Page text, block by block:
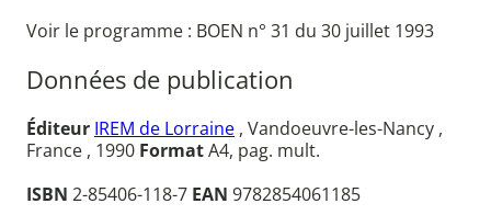
Voir le programme : BOEN n° 31 du 30 juillet 1993
Données de publication
Éditeur IREM de Lorraine , Vandoeuvre-les-Nancy ,
France , 1990 FormatA4, pag. mult.
ISBN 2-85406-118-7 EAN 9782854061185